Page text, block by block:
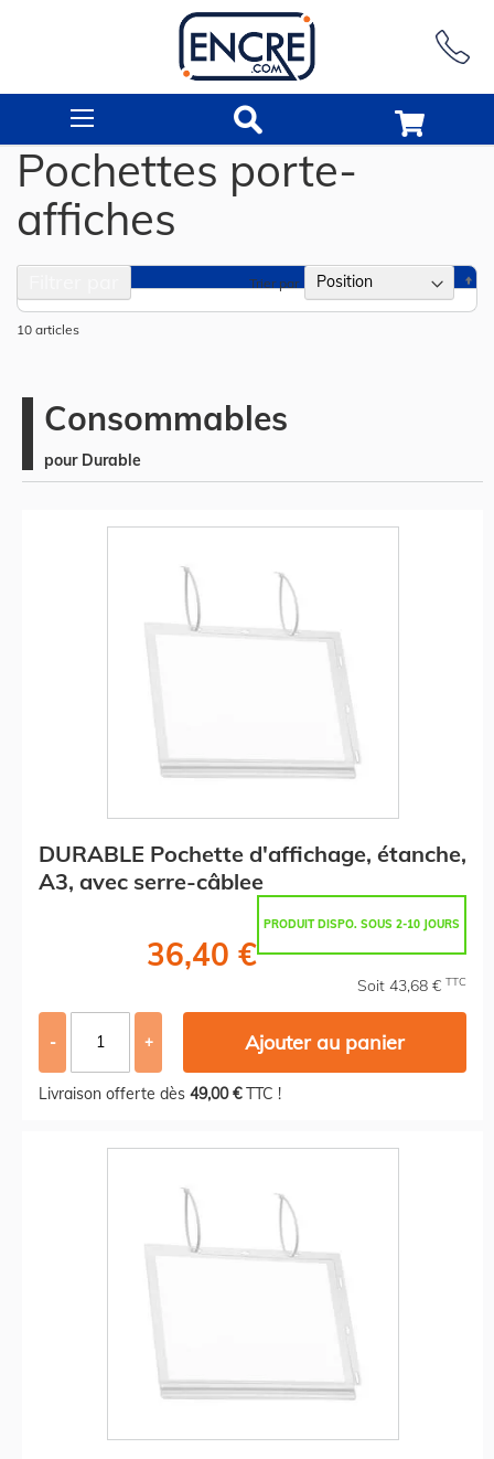
Pochettes porte-
affiches
10 articles
Trier par
Consommables
pour Durable
DURABLE Pochette d'affichage, étanche,
A3, avec serre-câblee
PRODUIT DISPO. SOUS 2-10 JOURS
36,40 €
Soit 43,68 € TTC
- + Ajouter au panier
Livraison offerte dès 49,00 €TTC !